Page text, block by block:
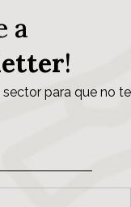
a
!
para que no te